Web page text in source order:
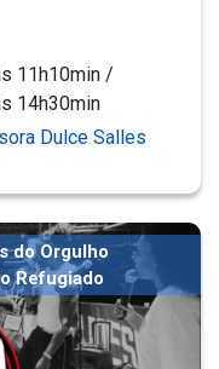
11h10min /
14h30min
Dulce Salles
do Orgulho
Refugiado